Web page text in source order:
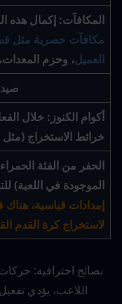
المكافآت: إكمال هذه
العميل، وحزم
أكوام الكنوز: خلال
خرائط الاستخراج
الحفر من الفئة
الموجودة في اللعبة)
لاستخراج كرة القدم